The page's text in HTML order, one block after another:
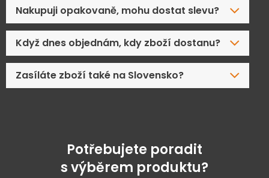
Nakupuji opakovaně, mohu dostat slevu?
Když dnes objednám, kdy zboží dostanu?
Zasíláte zboží také na Slovensko?
Potřebujete poradit
s výběrem produktu?